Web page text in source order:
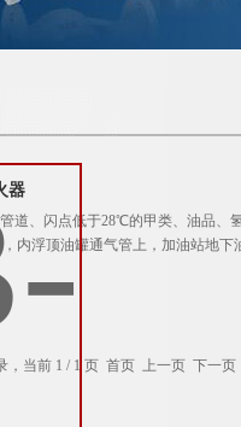
器
道、闪点低于28℃的甲类、油品
内浮顶油罐通气管上，加油站地下
，当前 1 / 1 页 首页 上一页 下一